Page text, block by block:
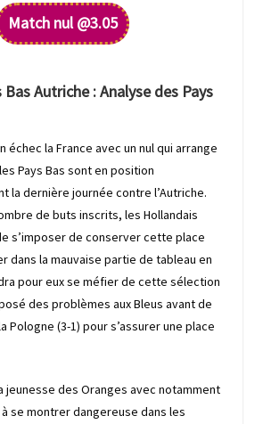
Match nul @3.05
Autriche : Analyse des Pays
échec la France avec un nul qui arrange
Pays Bas sont en position
la dernière journée contre l’Autriche.
de buts inscrits, les Hollandais
s’imposer de conserver cette place
dans la mauvaise partie de tableau en
pour eux se méfier de cette sélection
des problèmes aux Bleus avant de
Pologne (3-1) pour s’assurer une place
jeunesse des Oranges avec notamment
se montrer dangereuse dans les